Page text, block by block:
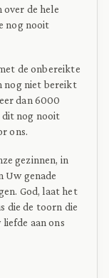
over de hele
nog nooit
de onbereikte
nog niet bereikt
dan 6000
dit nog nooit
ons.
gezinnen, in
Uw genade
God, laat het
die de toorn die
aan ons